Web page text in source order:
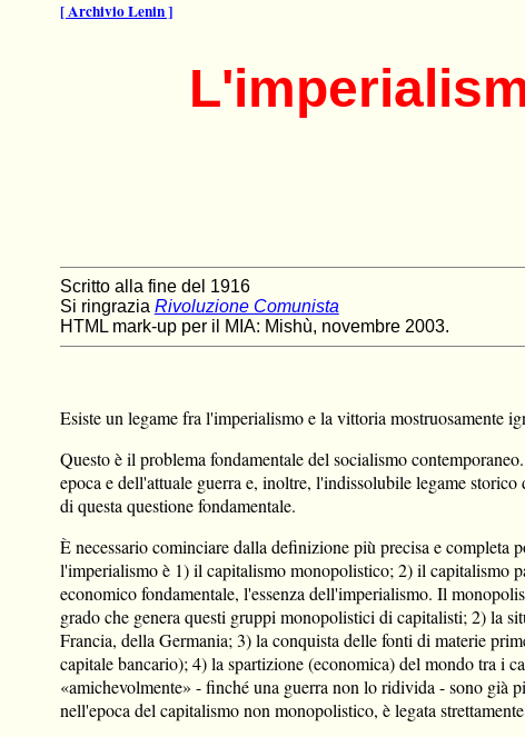
[ Archivio Lenin ]
Scritto alla fine del 1916
Si ringrazia Rivoluzione Comunista
HTML mark-up per il MIA: Mishù, novembre 2003.
Esiste un legame fra l'imperialismo e la vittoria mostruosamente
Questo è il problema fondamentale del socialismo
epoca e dell'attuale guerra e, inoltre, l'indissolubile legame
di questa questione fondamentale.
È necessario cominciare dalla definizione più precisa e
l'imperialismo è 1) il capitalismo monopolistico; 2) il capitalismo
economico fondamentale, l'essenza dell'imperialismo. Il
grado che genera questi gruppi monopolistici di capitalisti; 2) la
Francia, della Germania; 3) la conquista delle fonti di materie
capitale bancario); 4) la spartizione (economica) del mondo tra i
«amichevolmente» - finché una guerra non lo ridivida - sono già
nell'epoca del capitalismo non monopolistico, è legata